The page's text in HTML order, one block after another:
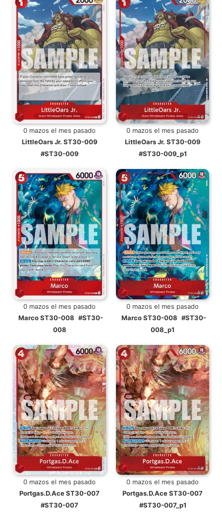
0 mazos el mes pasado
LittleOars Jr. ST30-009
#ST30-009
0 mazos el mes pasado
LittleOars Jr. ST30-009
#ST30-009_p1
0 mazos el mes pasado
Marco ST30-008 #ST30-
008
0 mazos el mes pasado
Marco ST30-008 #ST30-
008_p1
0 mazos el mes pasado
Portgas.D.Ace ST30-007
#ST30-007
0 mazos el mes pasado
Portgas.D.Ace ST30-007
#ST30-007_p1